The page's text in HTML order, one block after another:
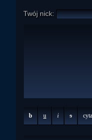
Twój nick:
b u i s